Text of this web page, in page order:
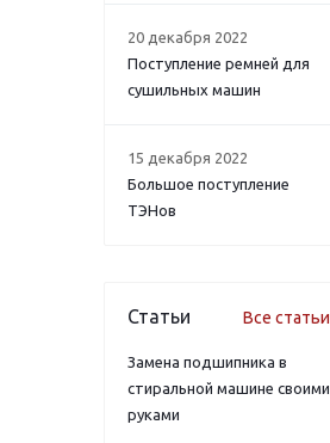
20 декабря 2022
Поступление ремней для
сушильных машин
15 декабря 2022
Большое поступление
ТЭНов
Статьи Все статьи
Замена подшипника в
стиральной машине своими
руками